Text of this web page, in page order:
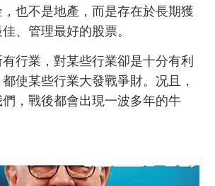
也不是地產，而是存在於長期獲
、管理最好的股票。
行業，對某些行業卻是十分有利
使某些行業大發戰爭財。况且，
，戰後都會出現一波多年的牛